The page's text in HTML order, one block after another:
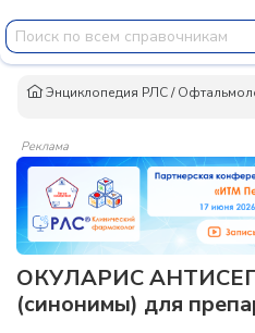
Энциклопедия РЛС/
Реклама
ОКУЛАРИС
(синонимы) для